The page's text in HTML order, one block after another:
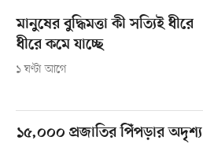
মানুষের বুদ্ধিমত্তা কী সত্যিই ধীরে
ধীরে কমে যাচ্ছে
১ ঘণ্টা আগে
১৫,০০০ প্রজাতির পিঁপড়ার অদৃশ্য